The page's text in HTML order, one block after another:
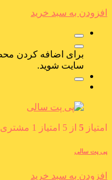
افزودن به سبد خرید
برای اضافه کردن
سایت شوید.
امتیاز 5 از 5 امتیاز 1 مشتری
پی پت سالی
افزودن به سبد خرید